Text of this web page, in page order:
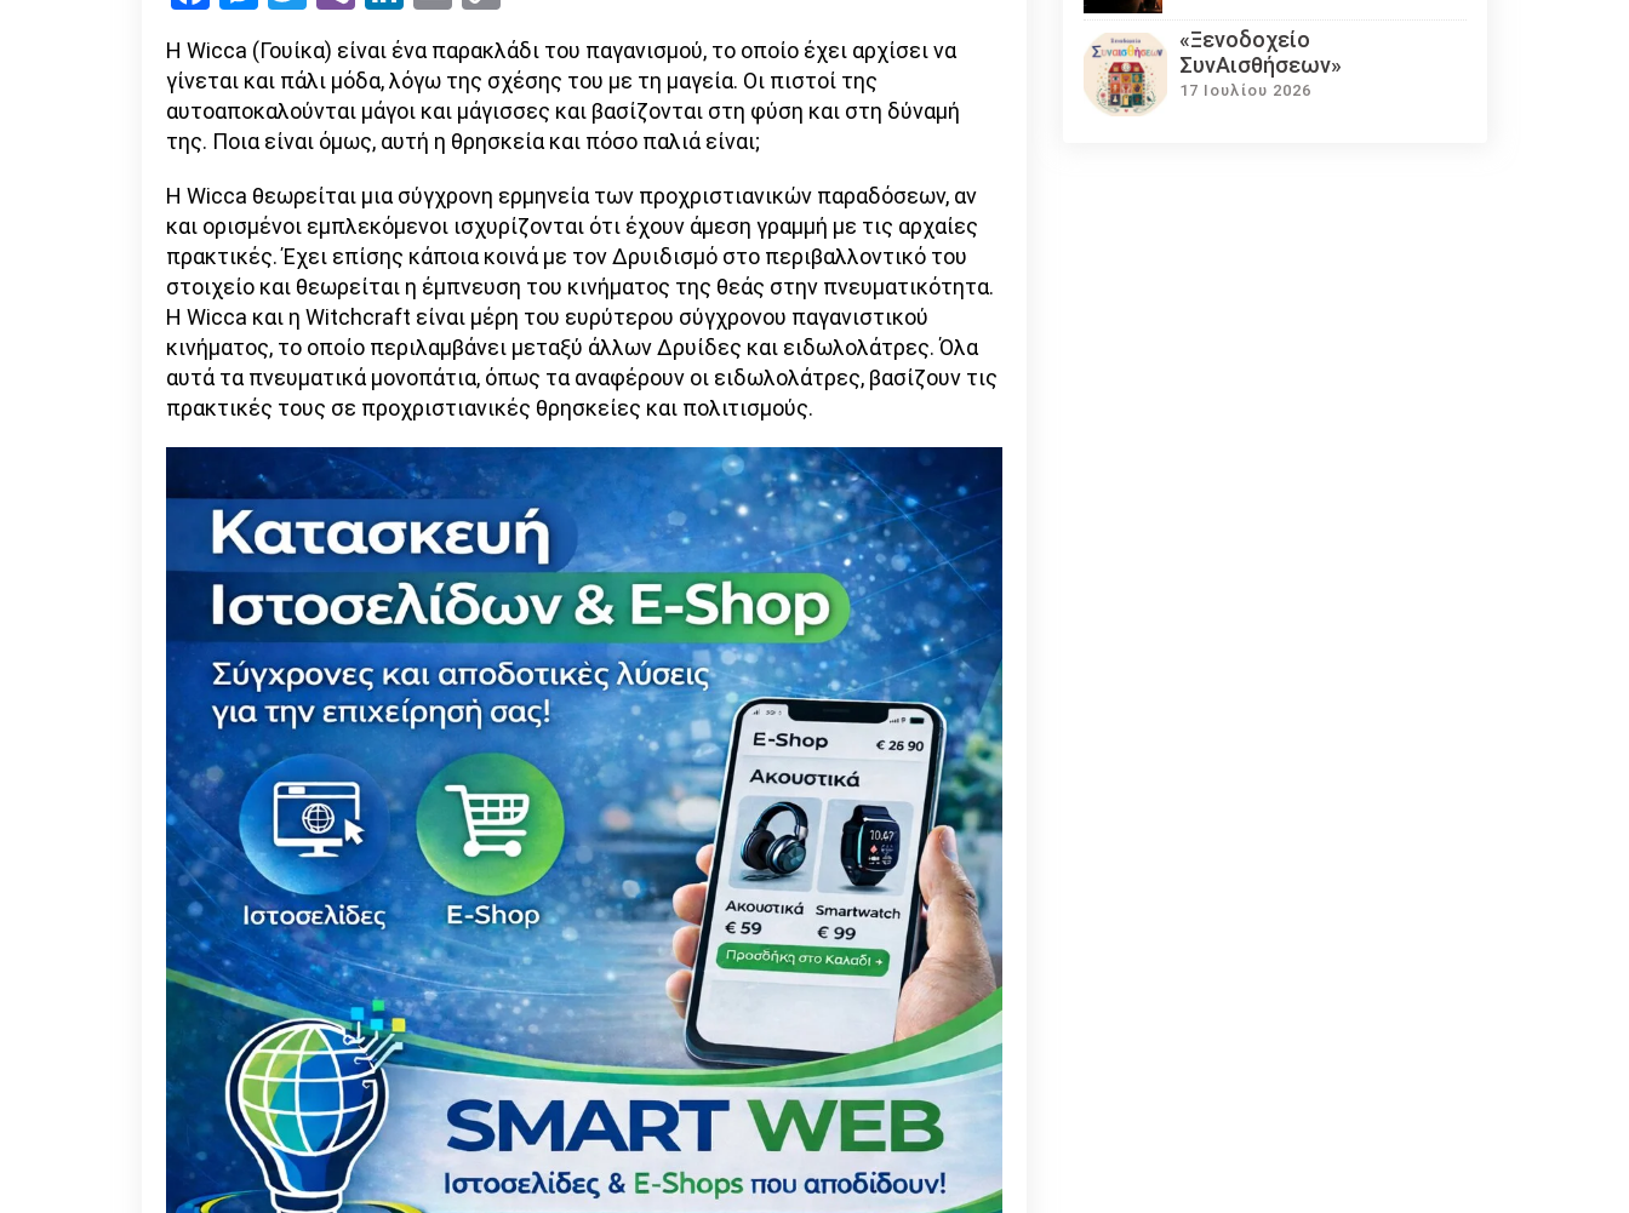
Link
Η Wicca (Γουίκα) είναι ένα παρακλάδι του παγανισμού, το οποίο έχει αρχίσει να
γίνεται και πάλι μόδα, λόγω της σχέσης του με τη μαγεία. Οι πιστοί της
αυτοαποκαλούνται μάγοι και μάγισσες και βασίζονται στη φύση και στη δύναμή
της. Ποια είναι όμως, αυτή η θρησκεία και πόσο παλιά είναι;
Η Wicca θεωρείται μια σύγχρονη ερμηνεία των προχριστιανικών παραδόσεων, αν
και ορισμένοι εμπλεκόμενοι ισχυρίζονται ότι έχουν άμεση γραμμή με τις αρχαίες
πρακτικές. Έχει επίσης κάποια κοινά με τον Δρυιδισμό στο περιβαλλοντικό του
στοιχείο και θεωρείται η έμπνευση του κινήματος της θεάς στην πνευματικότητα.
Η Wicca και η Witchcraft είναι μέρη του ευρύτερου σύγχρονου παγανιστικού
κινήματος, το οποίο περιλαμβάνει μεταξύ άλλων Δρυίδες και ειδωλολάτρες. Όλα
αυτά τα πνευματικά μονοπάτια, όπως τα αναφέρουν οι ειδωλολάτρες, βασίζουν τις
πρακτικές τους σε προχριστιανικές θρησκείες και πολιτισμούς.
«Ξενοδοχείο
ΣυνΑισθήσεων»
17 Ιουλίου 2026